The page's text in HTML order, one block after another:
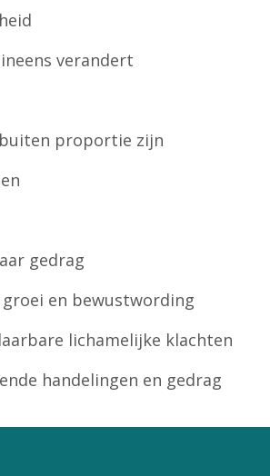
verandert
proportie zijn
gedrag
groei en bewustwording
lichamelijke klachten
handelingen en gedrag